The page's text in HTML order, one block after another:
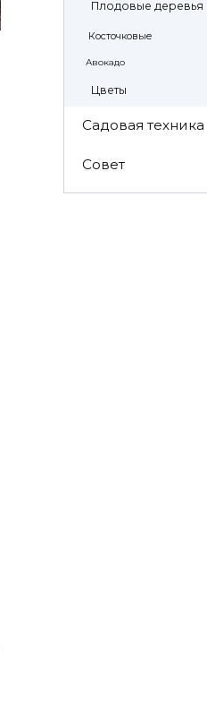
Плодовые деревья
Косточковые
Авокадо
Цветы
Садовая техника
Совет